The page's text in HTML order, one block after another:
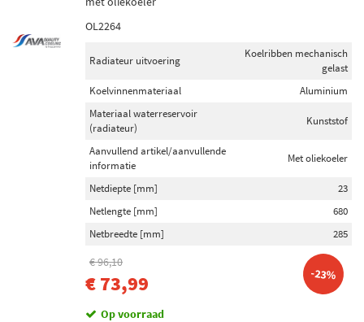
OL2264
Radiateur uitvoering
Koelribben mechanisch
gelast
Koelvinnenmateriaal
Aluminium
Materiaal waterreservoir
(radiateur)
Kunststof
Aanvullend artikel/aanvullende
informatie
Met oliekoeler
Netdiepte [mm]
23
Netlengte [mm]
680
Netbreedte [mm]
285
€ 96,10
€ 73,99 -23%
Op voorraad